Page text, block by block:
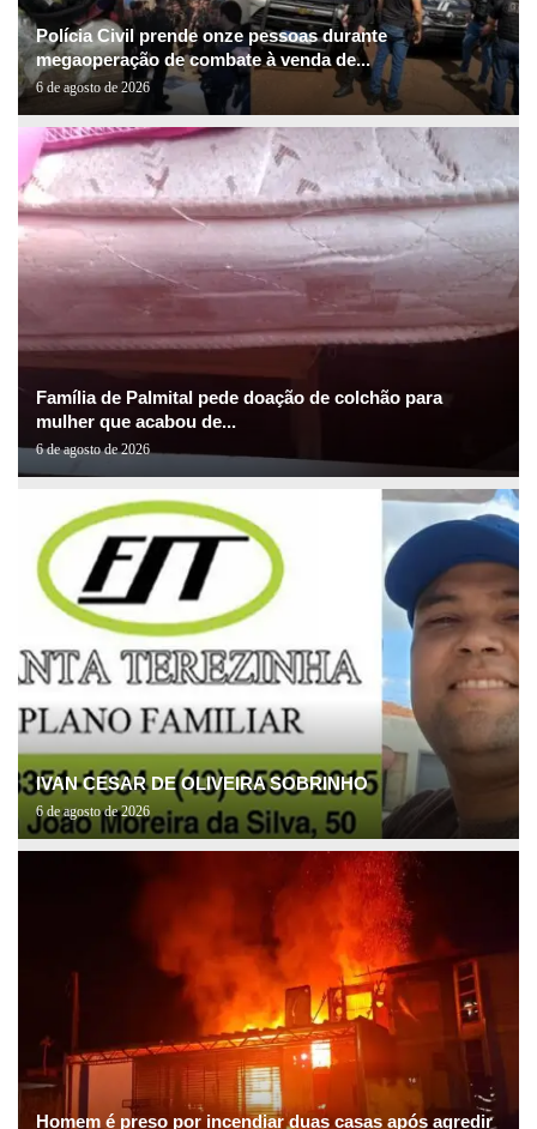
Polícia Civil prende onze pessoas durante
megaoperação de combate à venda de...
6 de agosto de 2026
Família de Palmital pede doação de colchão para
mulher que acabou de...
6 de agosto de 2026
IVAN CESAR DE OLIVEIRA SOBRINHO
6 de agosto de 2026
Homem é preso por incendiar duas casas após agredir